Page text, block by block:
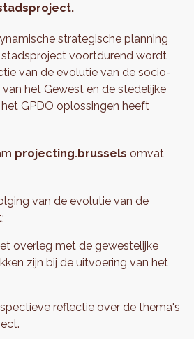
strategische planning
voortdurend wordt
van de evolutie van de socio-
het Gewest en de stedelijke
GPDO oplossingen heeft
projecting.brussels omvat
van de evolutie van de
overleg met de gewestelijke
zijn bij de uitvoering van het
reflectie over de thema's